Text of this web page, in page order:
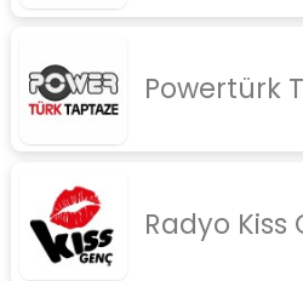
Powertürk
Radyo Kiss